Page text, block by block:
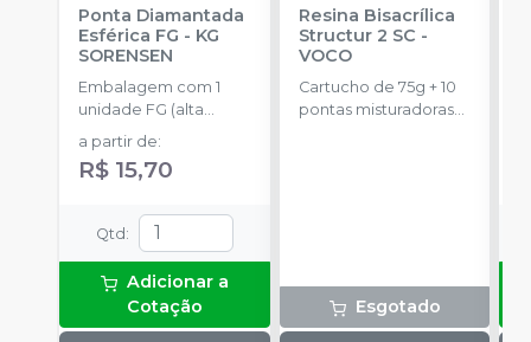
Ponta Diamantada
Esférica FG - KG
SORENSEN
Embalagem com 1
unidade FG (alta
rotação).
a partir de:
R$ 15,70
Qtd :
Adicionar a
Cotação
Resina Bisacrílica
Structur 2 SC -
VOCO
Cartucho de 75g + 10
pontas misturadoras
Esgotado